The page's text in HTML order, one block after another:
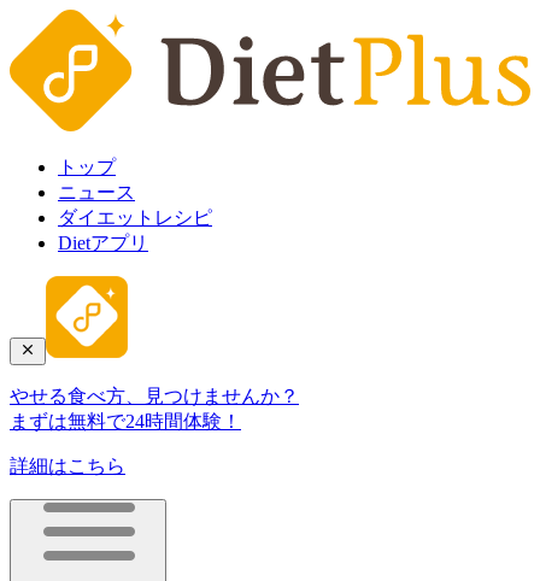
トップ
ニュース
ダイエットレシピ
Dietアプリ
やせる食べ方、見つけませんか？
まずは無料で24時間体験！
詳細はこちら